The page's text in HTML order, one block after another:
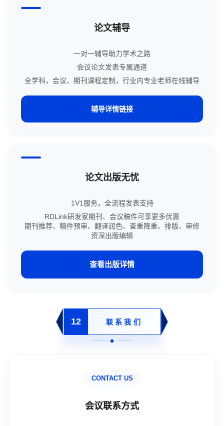
论文辅导
一对一辅导助力学术之路
会议论文发表专属通道
全学科，会议、期刊课程定制，行业内专业老师在线辅导
辅导详情链接
论文出版无忧
1V1服务，全流程发表支持
RDLink研发家期刊、会议稿件可享更多优惠
期刊推荐、稿件预审、翻译润色、查重降重、排版、审修
资深出版编辑
查看出版详情
12 联系我们
CONTACT US
会议联系方式